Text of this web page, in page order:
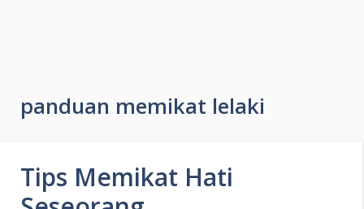
panduan memikat lelaki
Tips Memikat Hati